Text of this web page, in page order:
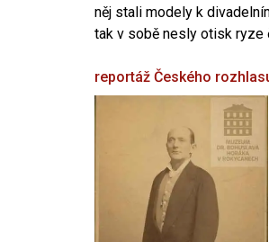
něj stali modely k
tak v sobě nesly otisk ryze
reportáž Českého